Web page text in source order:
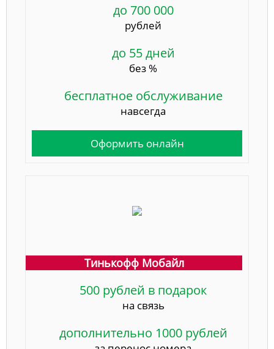
до 700 000
рублей
до 55 дней
без %
бесплатное обслуживание
навсегда
Оформить онлайн
Тинькофф Мобайл
500 рублей в подарок
на связь
дополнительно 1000 рублей